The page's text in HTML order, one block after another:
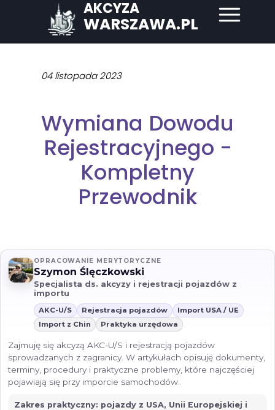
AKCYZA
WARSZAWA.PL
04 listopada 2023
Wymiana Dowodu
Rejestracyjnego -
Kompletny
Przewodnik
OPRACOWANIE MERYTORYCZNE
Szymon Ślęczkowski
Specjalista ds. akcyzy i rejestracji pojazdów z
importu
AKC-U/S Rejestracja pojazdów
Import USA / UE
Import z Chin
Praktyka urzędowa
Zajmuję się akcyzą AKC-U/S i rejestracją pojazdów
sprowadzanych z zagranicy. W artykułach opisuję dokumenty,
terminy, procedury i praktyczne problemy, które najczęściej
pojawiają się przy imporcie samochodów.
Zakres praktyczny: pojazdy z USA, Unii Europejskiej i